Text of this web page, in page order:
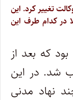
تغییر کرد. این
در کدام طرف این
که بعد از
شد. در این
نهاد مدنی